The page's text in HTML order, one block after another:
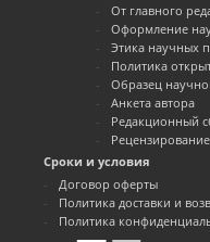
От главного
Оформление
Этика научных
Политика
Образец
Анкета автора
Редакционный
Рецензирование
Сроки и условия
Договор оферты
Политика доставки и
Политика